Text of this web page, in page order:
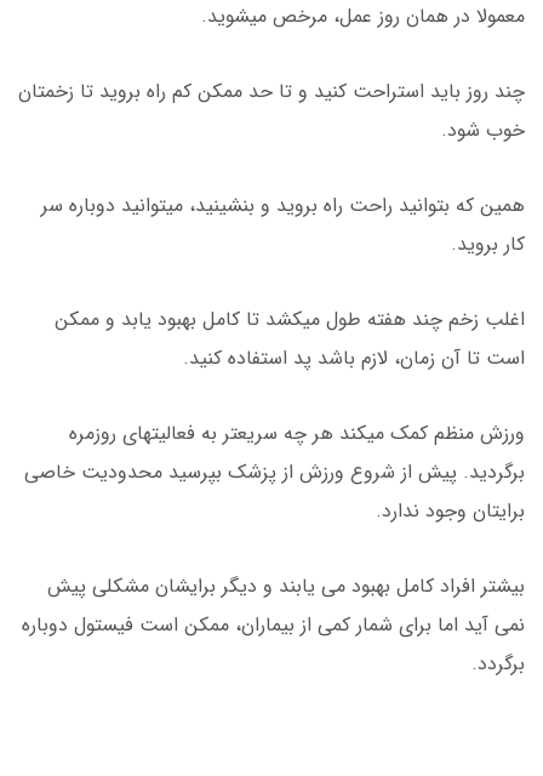
معمولا در همان روز عمل، مرخص میشوید.
چند روز باید استراحت کنید و تا حد ممکن کم راه بروید تا زخمتان
خوب شود.
همین که بتوانید راحت راه بروید و بنشینید، میتوانید دوباره سر
کار بروید.
اغلب زخم چند هفته طول میکشد تا کامل بهبود یابد و ممکن
است تا آن زمان، لازم باشد پد استفاده کنید.
ورزش منظم کمک میکند هر چه سریعتر به فعالیتهای روزمره
برگردید. پیش از شروع ورزش از پزشک بپرسید محدودیت خاصی
برایتان وجود ندارد.
بیشتر افراد کامل بهبود می یابند و دیگر برایشان مشکلی پیش
نمی آید اما برای شمار کمی از بیماران، ممکن است فیستول دوباره
برگردد.